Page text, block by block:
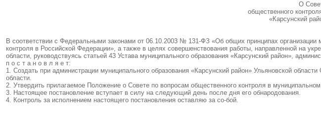
О
общественного
«Карсунский
В соответствии с Федеральными законами от 06.10.2003 № 131-ФЗ «Об общих принципах
контроля в Российской Федерации», а также в целях совершенствования работы, направленной на
области, руководствуясь статьей 43 Устава муниципального образования «Карсунский район»,
п о с т а н о в л я е т:
1. Создать при администрации муниципального образования «Карсунский район» Ульяновской
области.
2. Утвердить прилагаемое Положение о Совете по вопросам общественного контроля в
3. Настоящее постановление вступает в силу на следующий день после дня его обнародования.
4. Контроль за исполнением настоящего постановления оставляю за со-бой.